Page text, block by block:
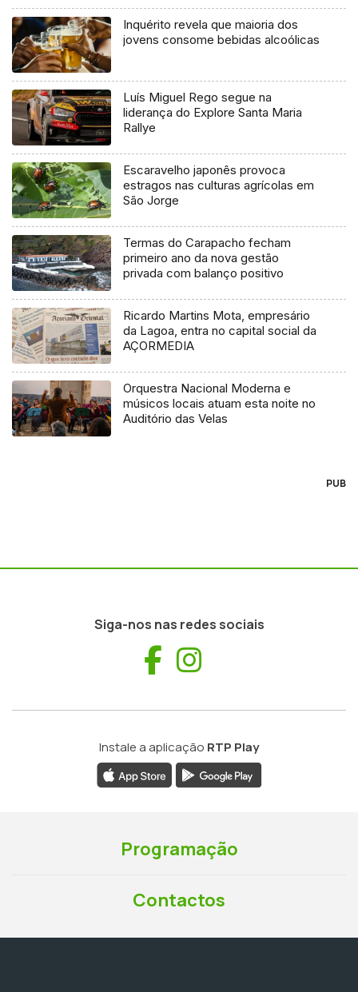
Inquérito revela que maioria dos
jovens consome bebidas alcoólicas
Luís Miguel Rego segue na
liderança do Explore Santa Maria
Rallye
Escaravelho japonês provoca
estragos nas culturas agrícolas em
São Jorge
Termas do Carapacho fecham
primeiro ano da nova gestão
privada com balanço positivo
Ricardo Martins Mota, empresário
da Lagoa, entra no capital social da
AÇORMEDIA
Orquestra Nacional Moderna e
músicos locais atuam esta noite no
Auditório das Velas
PUB
Siga-nos nas redes sociais
Facebook
Instale a aplicação RTP Play
Programação
Contactos